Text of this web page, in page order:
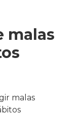
malas
malas